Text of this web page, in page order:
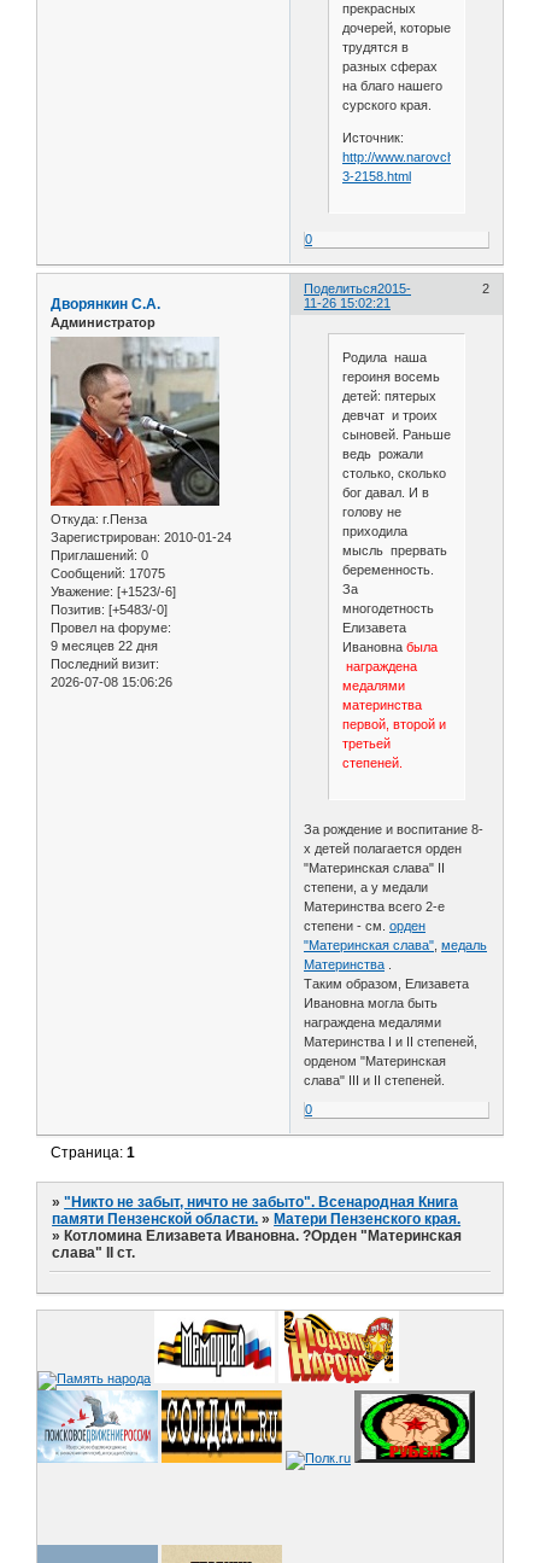
прекрасных
дочерей, которые
трудятся в
разных сферах
на благо нашего
сурского края.
Источник:
http://www.narovchat.ru/news-
3-2158.html
0
Поделиться 2
2015-
11-26 15:02:21
Дворянкин С.А.
Администратор
Откуда: г.Пенза
Зарегистрирован: 2010-01-24
Приглашений: 0
Сообщений: 17075
Уважение: [+1523/-6]
Позитив: [+5483/-0]
Провел на форуме:
9 месяцев 22 дня
Последний визит:
2026-07-08 15:06:26
Родила наша
героиня восемь
детей: пятерых
девчат и троих
сыновей. Раньше
ведь рожали
столько, сколько
бог давал. И в
голову не
приходила
мысль прервать
беременность.
За
многодетность
Елизавета
Ивановна была
награждена
медалями
материнства
первой, второй и
третьей
степеней.
За рождение и воспитание 8-
х детей полагается орден
"Материнская слава" II
степени, а у медали
Материнства всего 2-е
степени - см.орден
"Материнская слава" ,медаль
Материнства
Таким образом, Елизавета
Ивановна могла быть
награждена медалями
Материнства I и II степеней,
орденом "Материнская
слава" III и II степеней.
0
Страница:1
»"Никто не забыт, ничто не забыто". Всенародная Книга
памяти Пензенской области. » Матери Пензенского края.
» Котломина Елизавета Ивановна. ?Орден "Материнская
слава" II ст.